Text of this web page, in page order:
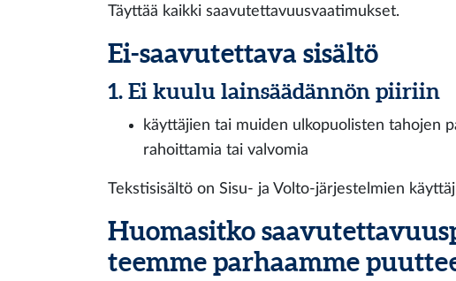
Täyttää kaikki saavutettavuusvaatimukset.
Ei-saavutettava sisältö
1. Ei kuulu lainsäädännön piiriin
käyttäjien tai muiden ulkopuolisten tahojen
rahoittamia tai valvomia
Tekstisisältö on Sisu- ja Volto-järjestelmien
Huomasitko
teemme parhaamme